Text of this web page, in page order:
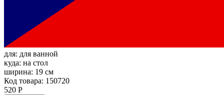
для: для ванной
куда: на стол
ширина: 19 см
Код товара: 150720
520 Р